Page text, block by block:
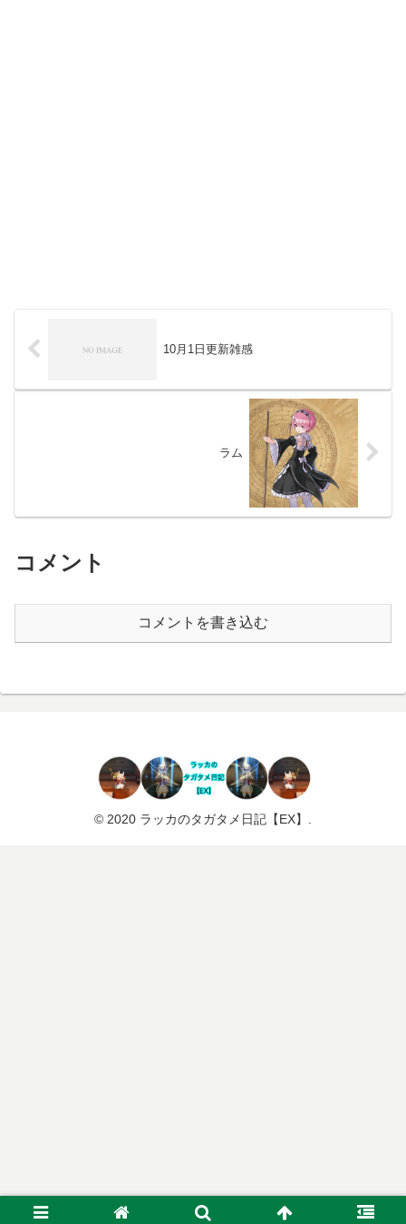
10月1日更新雑感
ラム
コメント
コメントを書き込む
© 2020 ラッカのタガタメ日記【EX】.